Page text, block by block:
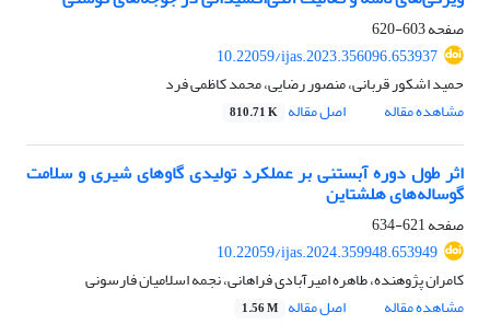
صفحه603-620
10.22059/ijas.2023.356096.653937
حمید اشکور قربانی، منصور رضایی، محمد کاظمی فرد
مشاهده مقاله
اصل مقاله 810.71 K
اثر طول دوره آبستنی بر عملکرد تولیدی گاوهای شیری و سلامت
گوساله‌های هلشتاین
صفحه621-634
10.22059/ijas.2024.359948.653949
کامران پژوهنده، طاهره امیرآبادی فراهانی، نجمه اسلامیان فارسونی
مشاهده مقاله
اصل مقاله 1.56 M